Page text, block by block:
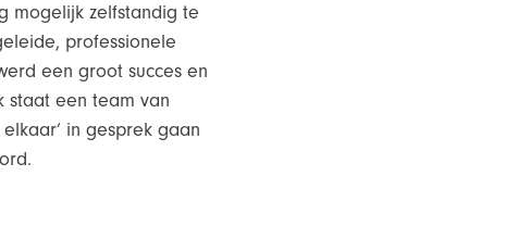
mogelijk zelfstandig te
professionele
een groot succes en
staat een team van
in gesprek gaan